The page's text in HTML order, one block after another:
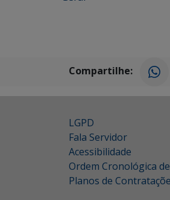
Compartilhe:
LGPD
Fala Servidor
Acessibilidade
Ordem Cronológica
Planos de